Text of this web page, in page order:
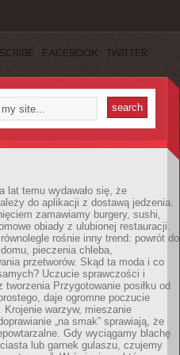
FACEBOOK TWITTER
lat temu wydawało się, że
do aplikacji z dostawą jedzenia.
zamawiamy burgery, sushi,
obiady z ulubionej restauracji.
rośnie inny trend: powrót do
pieczenia chleba,
przetworów. Skąd ta moda i co
Uczucie sprawczości i
Przygotowanie posiłku od
daje ogromne poczucie
Krojenie warzyw, mieszanie
„na smak” sprawiają, że
Gdy wyciągamy blachę
lub garnek gulaszu, czujemy